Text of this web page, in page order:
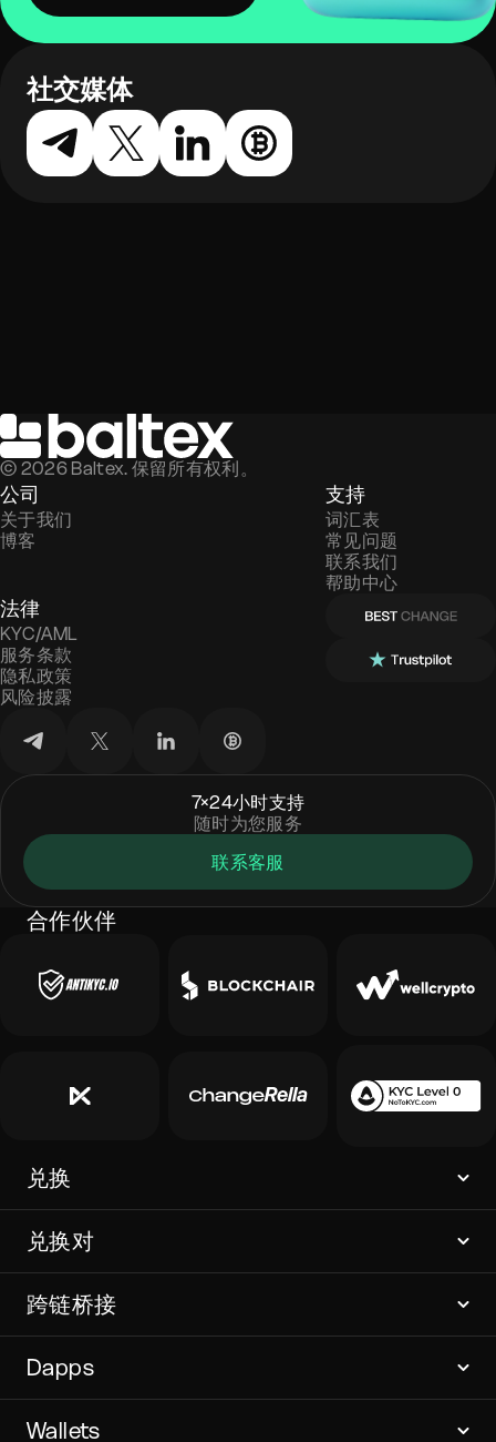
社交媒体
© 2026 Baltex. 保留所有权利。
公司
关于我们
博客
支持
词汇表
常见问题
联系我们
帮助中心
法律
KYC/AML
服务条款
隐私政策
风险披露
7×24小时支持
随时为您服务
联系客服
合作伙伴
兑换
兑换对
跨链桥接
Dapps
Wallets